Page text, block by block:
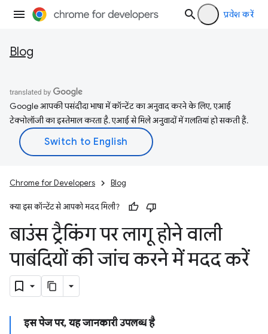
प्रवेश करें
Blog
Google आपकी पसंदीदा भाषा में कॉन्टेंट का अनुवाद करने के लिए, एआई
टेक्नोलॉजी का इस्तेमाल करता है. एआई से मिले अनुवादों में गलतियां हो सकती हैं.
Chrome for Developers Blog
क्या इस कॉन्टेंट से आपको मदद मिली?
बाउंस ट्रैकिंग पर लागू होने वाली
पाबंदियों की जांच करने में मदद करें
इस पेज पर, यह जानकारी उपलब्ध है